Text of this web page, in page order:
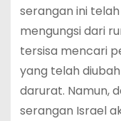
serangan ini
mengungsi dari
tersisa mencari
yang telah
darurat. Namun,
serangan Israel